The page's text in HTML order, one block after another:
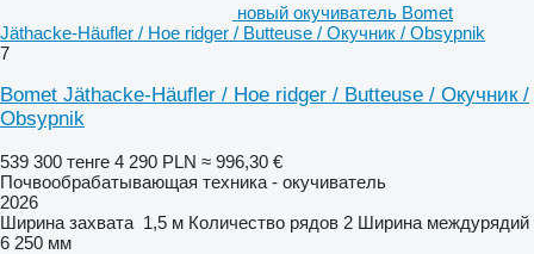
новый окучиватель Bomet
Jäthacke-Häufler / Hoe ridger / Butteuse / Окучник / Obsypnik
7
Bomet Jäthacke-Häufler / Hoe ridger / Butteuse / Окучник /
Obsypnik
539 300 тенге 4 290 PLN ≈ 996,30 €
Почвообрабатывающая техника - окучиватель
2026
Ширина захвата 1,5 м Количество рядов 2 Ширина междурядий
6 250 мм